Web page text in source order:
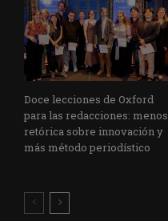
Doce lecciones de Oxford
para las redacciones: menos
retórica sobre innovación y
más método periodístico